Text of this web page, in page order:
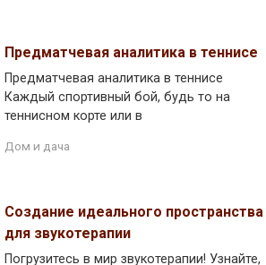
Предматчевая аналитика в теннисе
Предматчевая аналитика в теннисе
Каждый спортивный бой, будь то на
теннисном корте или в
Дом и дача
Создание идеального пространства
для звукотерапии
Погрузитесь в мир звукотерапии! Узнайте,